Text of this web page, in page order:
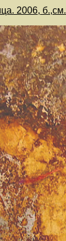
2006,